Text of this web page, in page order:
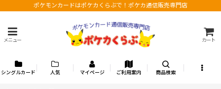
ポケモンカードはポケカくらぶで！ポケカ通信販売専門店
メニュー カート
シングルカード 人気 マイページ ご利用案内 商品検索